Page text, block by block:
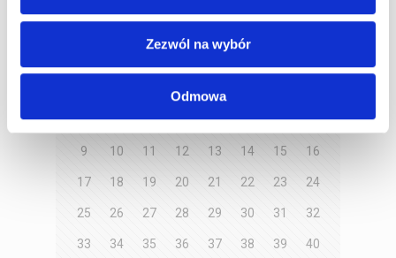
Zezwól na wybór
Odmowa
Prev page
1 2 3 4 5 6 7 8
9 10 11 12 13 14 15 16
17 18 19 20 21 22 23 24
25 26 27 28 29 30 31 32
33 34 35 36 37 38 39 40